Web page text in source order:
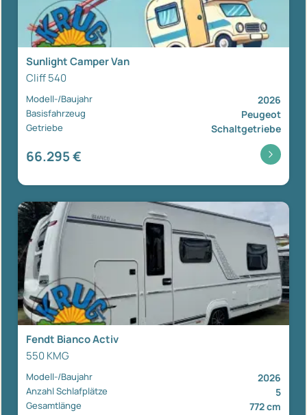
Sunlight Camper Van
Cliff 540
Modell-/Baujahr 2026
Basisfahrzeug Peugeot
Getriebe Schaltgetriebe
66.295 €
Fendt Bianco Activ
550 KMG
Modell-/Baujahr 2026
Anzahl Schlafplätze 5
Gesamtlänge 772 cm